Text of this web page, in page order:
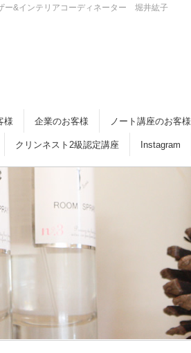
ー&インテリアコーディネーター 堀井紘子
様 企業のお客様 ノート講座のお客様
クリンネスト2級認定講座 Instagram